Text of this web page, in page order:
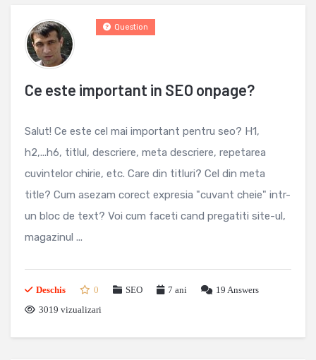
Ce este important in SEO onpage?
Question
Salut! Ce este cel mai important pentru seo? H1,
h2,...h6, titlul, descriere, meta descriere, repetarea
cuvintelor chirie, etc. Care din titluri? Cel din meta
title? Cum asezam corect expresia "cuvant cheie" intr-
un bloc de text? Voi cum faceti cand pregatiti site-ul,
magazinul ...
Deschis 0 SEO 7 ani 19 Answers
3019 vizualizari